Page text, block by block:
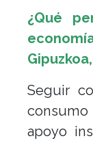
¿Qué
Seguir
apoyo